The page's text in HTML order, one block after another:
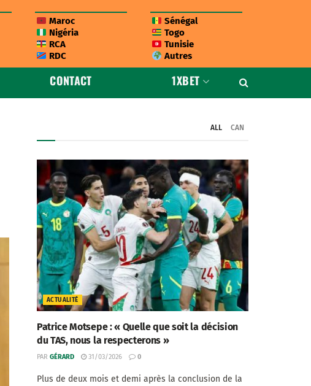
Maroc
Nigéria
RCA
RDC
Sénégal
Togo
Tunisie
Autres
CONTACT 1XBET
ALL CAN
ACTUALITÉ
Patrice Motsepe : « Quelle que soit la décision
du TAS, nous la respecterons »
PAR GÉRARD 31/03/2026 0
Plus de deux mois et demi après la conclusion de la